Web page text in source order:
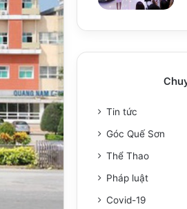
Tin tức
Góc Quế Sơn
Thể Thao
Pháp luật
Covid-19